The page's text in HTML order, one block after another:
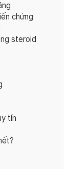
chứng
steroid
tín